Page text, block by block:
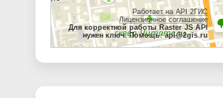
Работает на API 2ГИС
Лицензионное соглашение
Для корректной работы Raster JS API
нужен ключ. Помощь: api@2gis.ru